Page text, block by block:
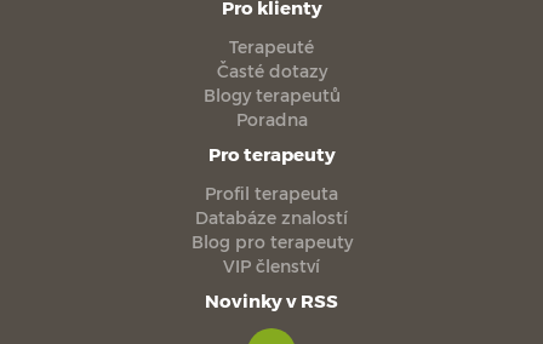
Pro klienty
Terapeuté
Časté dotazy
Blogy terapeutů
Poradna
Pro terapeuty
Profil terapeuta
Databáze znalostí
Blog pro terapeuty
VIP členství
Novinky v RSS